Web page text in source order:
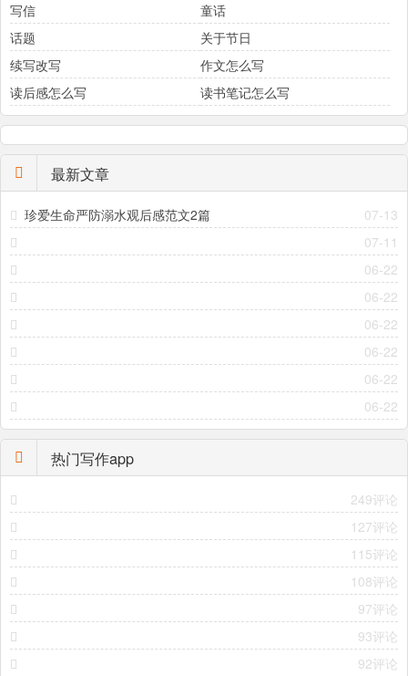
写信
童话
话题
关于节日
续写改写
作文怎么写
读后感怎么写
读书笔记怎么写
最新文章
07-13
珍爱生命严防溺水观后感范文2篇
07-11
06-22
06-22
06-22
06-22
06-22
06-22
热门写作app
249评论
127评论
115评论
108评论
97评论
93评论
92评论